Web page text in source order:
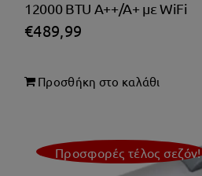
12000 BTU A++/A+ με WiFi
€489,99
Προσθήκη στο καλάθι
Προσφορές τέλος σεζόν!